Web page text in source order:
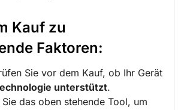
Kauf zu
Faktoren:
Sie vor dem Kauf, ob Ihr Gerät
unterstützt.
das oben stehende Tool, um